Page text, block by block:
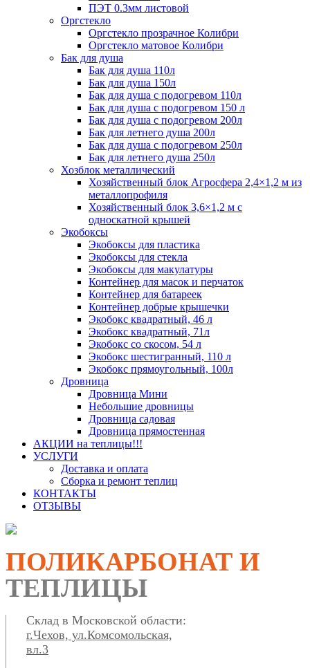
ПЭТ 0.3мм листовой
Оргстекло
Оргстекло прозрачное Колибри
Оргстекло матовое Колибри
Бак для душа
Бак для душа 110л
Бак для душа 150л
Бак для душа с подогревом 110л
Бак для душа с подогревом 150 л
Бак для душа с подогревом 200л
Бак для летнего душа 200л
Бак для душа с подогревом 250л
Бак для летнего душа 250л
Хозблок металлический
Хозяйственный блок Агросфера 2,4×1,2 м из
металлопрофиля
Хозяйственный блок 3,6×1,2 м с
односкатной крышей
Экобоксы
Экобоксы для пластика
Экобоксы для стекла
Экобоксы для макулатуры
Контейнер для масок и перчаток
Контейнер для батареек
Контейнер добрые крышечки
Экобокс квадратный, 46 л
Экобокс квадратный, 71л
Экобокс со скосом, 54 л
Экобокс шестигранный, 110 л
Экобокс прямоугольный, 100л
Дровница
Дровница Мини
Небольшие дровницы
Дровница садовая
Дровница прямостенная
АКЦИИ на теплицы!!!
УСЛУГИ
Доставка и оплата
Сборка и ремонт теплиц
КОНТАКТЫ
ОТЗЫВЫ
ПОЛИКАРБОНАТ И
ТЕПЛИЦЫ
Склад в Московской области:
г.Чехов, ул.Комсомольская,
вл.3